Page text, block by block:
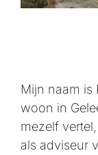
Mijn naam is
woon in
mezelf
als adviseur